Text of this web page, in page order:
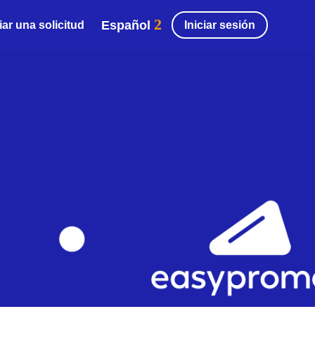
una solicitud Español Iniciar sesión